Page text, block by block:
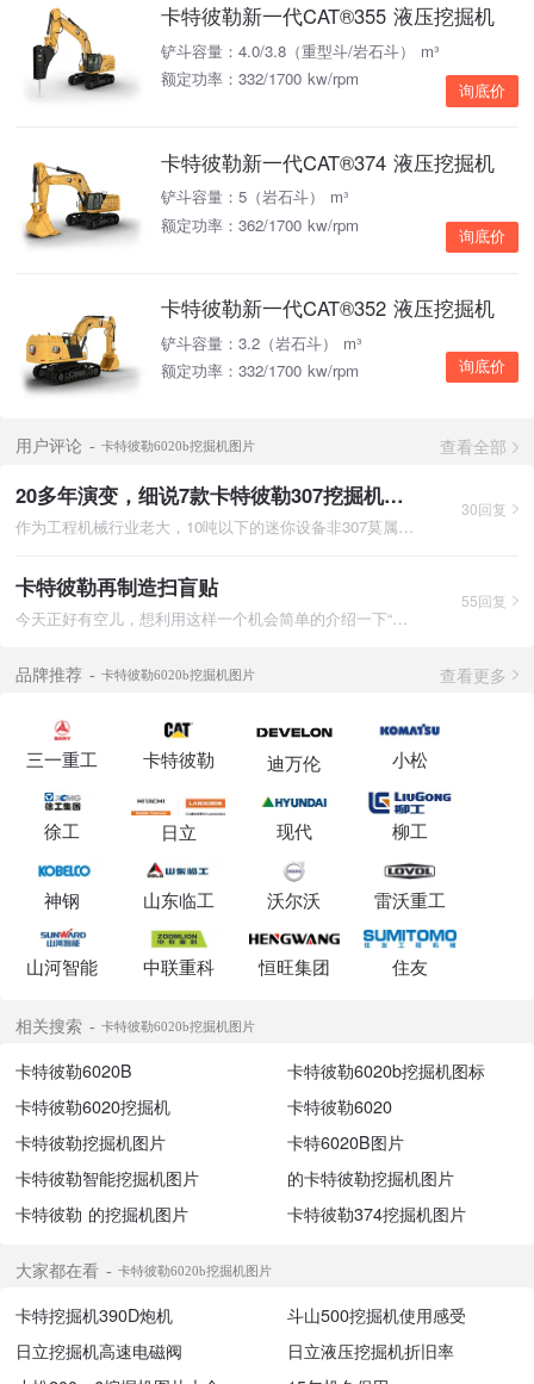
卡特彼勒新一代CAT®355 液压挖掘机
铲斗容量：4.0/3.8（重型斗/岩石斗） m³
额定功率：332/1700 kw/rpm
询底价
卡特彼勒新一代CAT®374 液压挖掘机
铲斗容量：5（岩石斗） m³
额定功率：362/1700 kw/rpm
询底价
卡特彼勒新一代CAT®352 液压挖掘机
铲斗容量：3.2（岩石斗） m³
额定功率：332/1700 kw/rpm
询底价
用户评论 卡特彼勒6020b挖掘机图片 查看全部
20多年演变，细说7款卡特彼勒307挖掘机！！
作为工程机械行业老大，10吨以下的迷你设备非307莫属。现一前一
30回复
卡特彼勒再制造扫盲贴
今天正好有空儿，想利用这样一个机会简单的介绍一下“再制造“，这
55回复
品牌推荐 卡特彼勒6020b挖掘机图片 查看更多
三一重工 卡特彼勒 迪万伦 小松
徐工 日立 现代 柳工
神钢 山东临工 沃尔沃 雷沃重工
山河智能 中联重科 恒旺集团 住友
相关搜索 卡特彼勒6020b挖掘机图片
卡特彼勒6020B
卡特彼勒6020b挖掘机图标
卡特彼勒6020挖掘机
卡特彼勒6020
卡特彼勒挖掘机图片
卡特6020B图片
卡特彼勒智能挖掘机图片
的卡特彼勒挖掘机图片
卡特彼勒 的挖掘机图片
卡特彼勒374挖掘机图片
大家都在看 卡特彼勒6020b挖掘机图片
卡特挖掘机390D炮机
斗山500挖掘机使用感受
日立挖掘机高速电磁阀
日立液压挖掘机折旧率